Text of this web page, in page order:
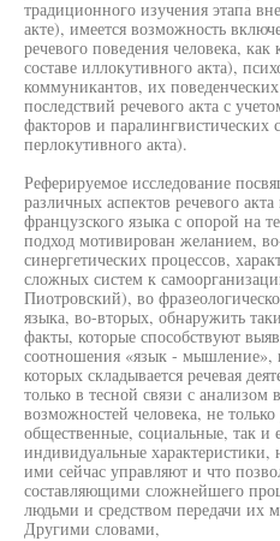
традиционного изучения этапа
акте), имеется возможность
речевого поведения человека,
составе иллокутивного акта),
коммуникантов, их
последствий речевого акта с
факторов и паралингвистических
перлокутивного акта).
Реферируемое исследование
различных аспектов речевого
французского языка с опорой на
подход мотивирован желанием,
синергетических процессов,
сложных систем к
Пиотровский), во
языка, во-вторых, обнаружить
факты, которые способствуют
соотношения «язык - мышление»,
которых складывается речевая
только в тесной связи с
возможностей человека, не
общественные, социальные, так и
индивидуальные
ими сейчас управляют и что
составляющими сложнейшего
людьми и средством передачи их
Другими словами,